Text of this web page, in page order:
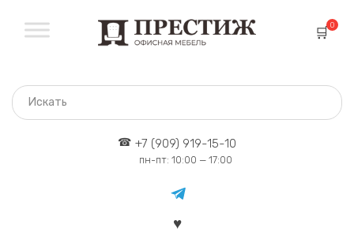
содержанию
0
+7 (909) 919-15-10
пн-пт: 10:00 — 17:00